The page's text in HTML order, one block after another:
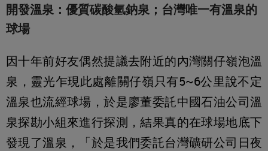
開發溫泉：優質碳酸氫鈉泉；台灣唯一有溫泉的
球場
因十年前好友偶然提議去附近的內灣關仔嶺泡溫
泉，靈光乍現此處離關仔嶺只有5~6公里說不定
溫泉也流經球場，於是廖董委託中國石油公司溫
泉探勘小組來進行探測，結果真的在球場地底下
發現了溫泉，「於是我們委託台灣礦研公司日夜